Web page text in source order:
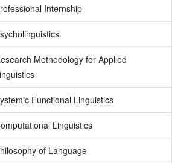
Internship
Methodology for Applied
Functional Linguistics
Linguistics
of Language